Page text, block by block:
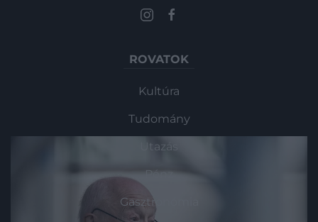
ROVATOK
Kultúra
Tudomány
Utazás
Pénz
Gasztronómia